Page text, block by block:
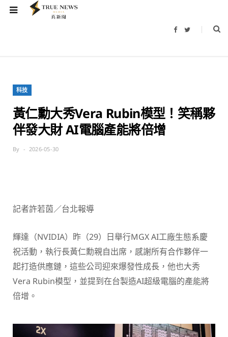
F
b
T
t
科技
黃仁勳大秀Vera Rubin模型！笑稱夥
伴發大財 AI電腦產能將倍增
By 2026-05-30
記者許若茵／台北報導
輝達（NVIDIA）昨（29）日舉行MGX AI工廠生態系慶
祝活動，執行長黃仁勳親自出席，感謝所有合作夥伴一
起打造供應鏈，這些公司迎來爆發性成長，他也大秀
Vera Rubin模型，並提到在台製造AI超級電腦的產能將
倍增。